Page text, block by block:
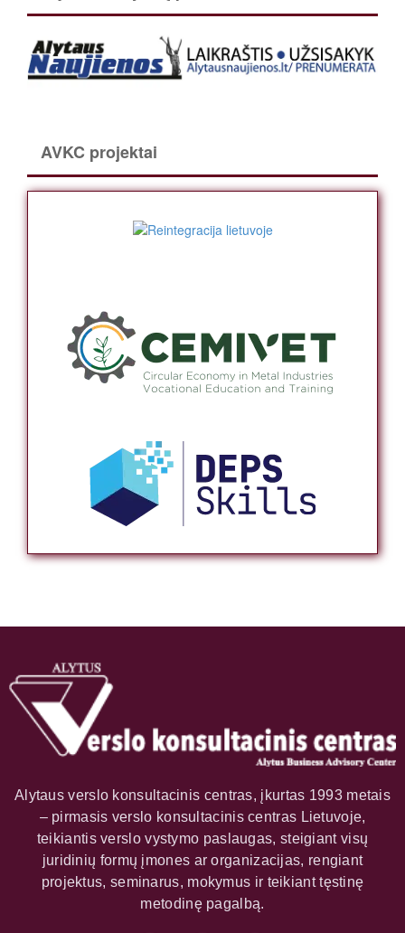
AVKC projektai
Alytaus verslo konsultacinis centras, įkurtas 1993 metais
– pirmasis verslo konsultacinis centras Lietuvoje,
teikiantis verslo vystymo paslaugas, steigiant visų
juridinių formų įmones ar organizacijas, rengiant
projektus, seminarus, mokymus ir teikiant tęstinę
metodinę pagalbą.